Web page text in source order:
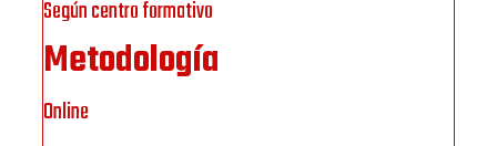
Según centro formativo
Metodología
Online